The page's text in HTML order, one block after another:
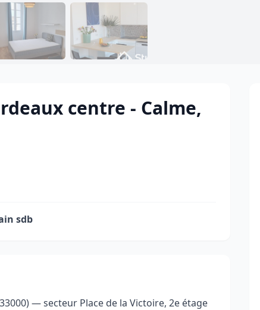
centre - Calme,
sdb
— secteur Place de la Victoire, 2e étage